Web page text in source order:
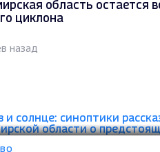
область остается
циклона
назад